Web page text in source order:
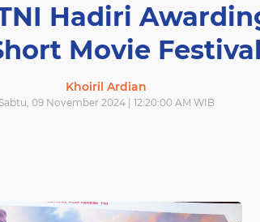
Hadiri
Movie
Khoiril Ardian
Sabtu, 09 November 2024 | 12:20:00 AM WIB